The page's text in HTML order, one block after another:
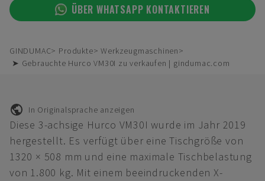
ÜBER WHATSAPP KONTAKTIEREN
GINDUMAC Produkte
Werkzeugmaschinen
➤ Gebrauchte Hurco VM30I zu verkaufen | gindumac.com
In Originalsprache anzeigen
Diese 3-achsige Hurco VM30I wurde im Jahr 2019
hergestellt. Es verfügt über eine Tischgröße von
1320 × 508 mm und eine maximale Tischbelastung
von 1.800 kg. Mit einem beeindruckenden X-